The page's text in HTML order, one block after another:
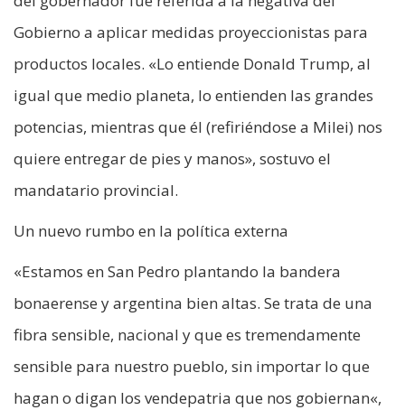
Gobierno a aplicar medidas proyeccionistas para
productos locales. «Lo entiende Donald Trump, al
igual que medio planeta, lo entienden las grandes
potencias, mientras que él (refiriéndose a Milei) nos
quiere entregar de pies y manos», sostuvo el
mandatario provincial.
Un nuevo rumbo en la política externa
«Estamos en San Pedro plantando la bandera
bonaerense y argentina bien altas. Se trata de una
fibra sensible, nacional y que es tremendamente
sensible para nuestro pueblo, sin importar lo que
hagan o digan los vendepatria que nos gobiernan«,